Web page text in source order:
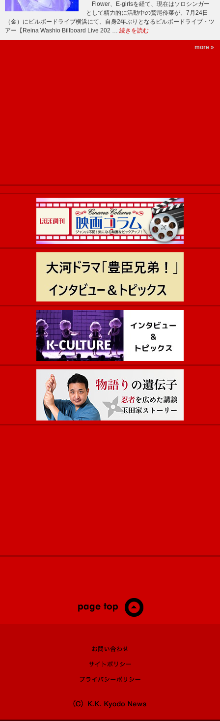
Flower、E-girlsを経て、現在はソロシンガー
として精力的に活動中の鷲尾伶菜が、7月24日
（金）にビルボードライブ横浜にて、自身2年ぶりとなるビルボードライブ・ツ
アー【Reina Washio Billboard Live 202 … 続きを読む
more »